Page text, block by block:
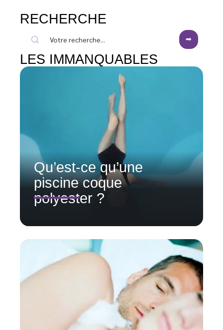
RECHERCHE
LES IMMANQUABLES
Qu’est-ce qu’une
piscine coque
polyester ?